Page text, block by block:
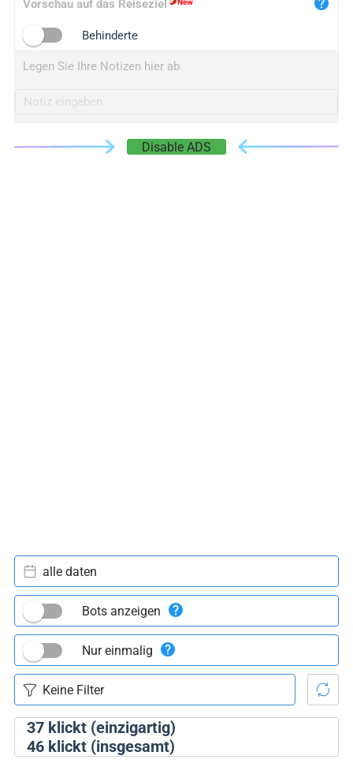
Vorschau auf das Reiseziel
Behinderte
Legen Sie Ihre Notizen hier ab
Disable ADS
37klickt (einzigartig)
46klickt (insgesamt)
alle daten
Bots anzeigen
Nur einmalig